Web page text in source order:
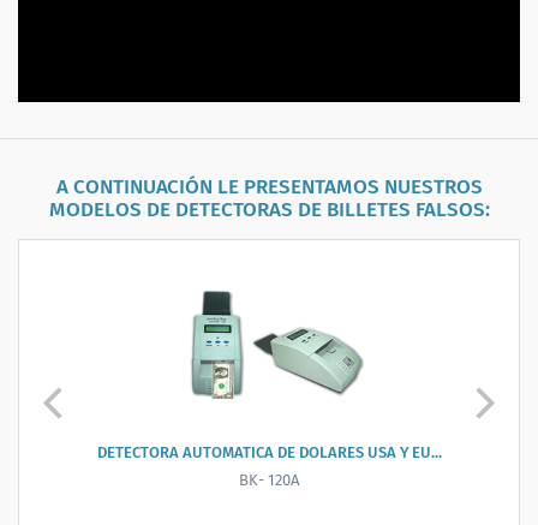
A CONTINUACIÓN LE PRESENTAMOS NUESTROS
MODELOS DE DETECTORAS DE BILLETES FALSOS:
DETECTORA AUTOMATICA DE PESOS ARGENTINOS...
BC-D108M